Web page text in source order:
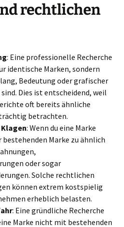
rechtlichen
: Eine professionelle Recherche
identische Marken, sondern
Bedeutung oder grafischer
Dies ist entscheidend, weil
oft bereits ähnliche
betrachten.
: Wenn du eine Marke
Marke zu ähnlich
oder sogar
Solche rechtlichen
können extrem kostspielig
erheblich belasten.
: Eine gründliche Recherche
Marke nicht mit bestehenden